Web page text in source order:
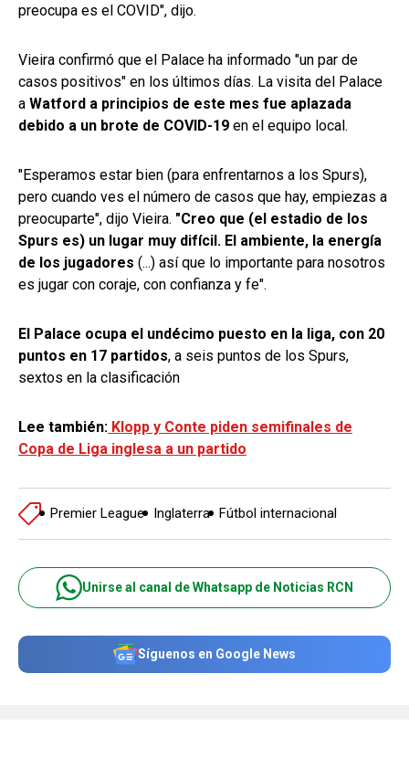
preocupa es el COVID", dijo.
Vieira confirmó que el Palace ha informado "un par de
casos positivos" en los últimos días. La visita del Palace
a Watford a principios de este mes fue aplazada
debido a un brote de COVID-19 en el equipo local.
"Esperamos estar bien (para enfrentarnos a los Spurs),
pero cuando ves el número de casos que hay, empiezas a
preocuparte", dijo Vieira. "Creo que (el estadio de los
Spurs es) un lugar muy difícil. El ambiente, la energía
de los jugadores (...) así que lo importante para nosotros
es jugar con coraje, con confianza y fe".
El Palace ocupa el undécimo puesto en la liga, con 20
puntos en 17 partidos, a seis puntos de los Spurs,
sextos en la clasificación
Lee también: Klopp y Conte piden semifinales de
Copa de Liga inglesa a un partido
Premier League Inglaterra Fútbol internacional
Unirse al canal de Whatsapp de Noticias RCN
Síguenos en Google News